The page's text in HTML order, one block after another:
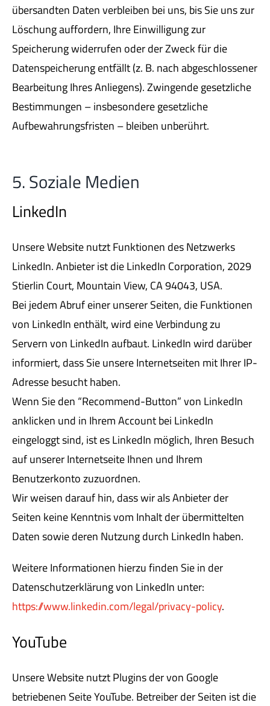
übersandten Daten verbleiben bei uns, bis Sie uns zur
Löschung auffordern, Ihre Einwilligung zur
Speicherung widerrufen oder der Zweck für die
Datenspeicherung entfällt (z. B. nach abgeschlossener
Bearbeitung Ihres Anliegens). Zwingende gesetzliche
Bestimmungen – insbesondere gesetzliche
Aufbewahrungsfristen – bleiben unberührt.
5. Soziale Medien
LinkedIn
Unsere Website nutzt Funktionen des Netzwerks
LinkedIn. Anbieter ist die LinkedIn Corporation, 2029
Stierlin Court, Mountain View, CA 94043, USA.
Bei jedem Abruf einer unserer Seiten, die Funktionen
von LinkedIn enthält, wird eine Verbindung zu
Servern von LinkedIn aufbaut. LinkedIn wird darüber
informiert, dass Sie unsere Internetseiten mit Ihrer IP-
Adresse besucht haben.
Wenn Sie den “Recommend-Button” von LinkedIn
anklicken und in Ihrem Account bei LinkedIn
eingeloggt sind, ist es LinkedIn möglich, Ihren Besuch
auf unserer Internetseite Ihnen und Ihrem
Benutzerkonto zuzuordnen.
Wir weisen darauf hin, dass wir als Anbieter der
Seiten keine Kenntnis vom Inhalt der übermittelten
Daten sowie deren Nutzung durch LinkedIn haben.
Weitere Informationen hierzu finden Sie in der
Datenschutzerklärung von LinkedIn unter:
https://www.linkedin.com/legal/privacy-policy.
YouTube
Unsere Website nutzt Plugins der von Google
betriebenen Seite YouTube. Betreiber der Seiten ist die